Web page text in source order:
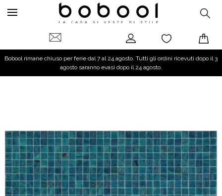
Bobool rimane chiuso per ferie dal 7 al 24 agosto. Tutti gli ordini ricevuti dopo il 3
agosto saranno evasi dopo il 24 agosto.